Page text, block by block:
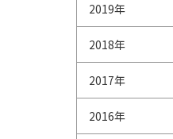
2019年
2018年
2017年
2016年